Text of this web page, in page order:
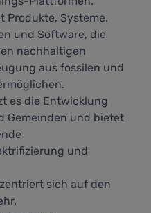
Produkte, Systeme,
und Software, die
nachhaltigen
aus fossilen und
es die Entwicklung
Gemeinden und bietet
und
sich auf den